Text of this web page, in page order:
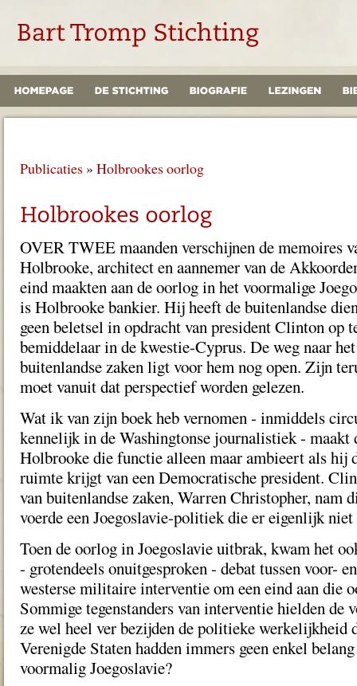
Publicaties » Holbrookes oorlog
OVER TWEE maanden verschijnen de memoires
Holbrooke, architect en aannemer van de
eind maakten aan de oorlog in het voormalige
is Holbrooke bankier. Hij heeft de buitenlandse
geen beletsel in opdracht van president Clinton op
bemiddelaar in de kwestie-Cyprus. De weg naar
buitenlandse zaken ligt voor hem nog open. Zijn
moet vanuit dat perspectief worden gelezen.
Wat ik van zijn boek heb vernomen - inmiddels
kennelijk in de Washingtonse journalistiek -
Holbrooke die functie alleen maar ambieert als hij
ruimte krijgt van een Democratische president.
van buitenlandse zaken, Warren Christopher, nam
voerde een Joegoslavie-politiek die er eigenlijk niet
Toen de oorlog in Joegoslavie uitbrak, kwam het
- grotendeels onuitgesproken - debat tussen voor-
westerse militaire interventie om een eind aan die
Sommige tegenstanders van interventie hielden de
ze wel heel ver bezijden de politieke werkelijkheid
Verenigde Staten hadden immers geen enkel
voormalig Joegoslavie?